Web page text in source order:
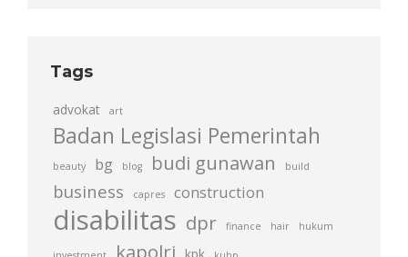
Tags
advokat art
Badan Legislasi Pemerintah
beauty bg blog budi gunawan build
business capres construction
disabilitas dpr finance hair hukum
kapolri